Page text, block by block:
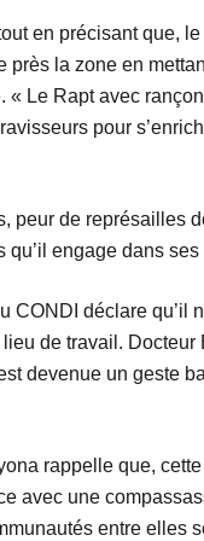
en précisant que,
la zone en
Le Rapt avec
pour
de représailles
engage dans
déclare qu’il
de travail. Docteur
devenue un geste
rappelle que,
une
entre elles